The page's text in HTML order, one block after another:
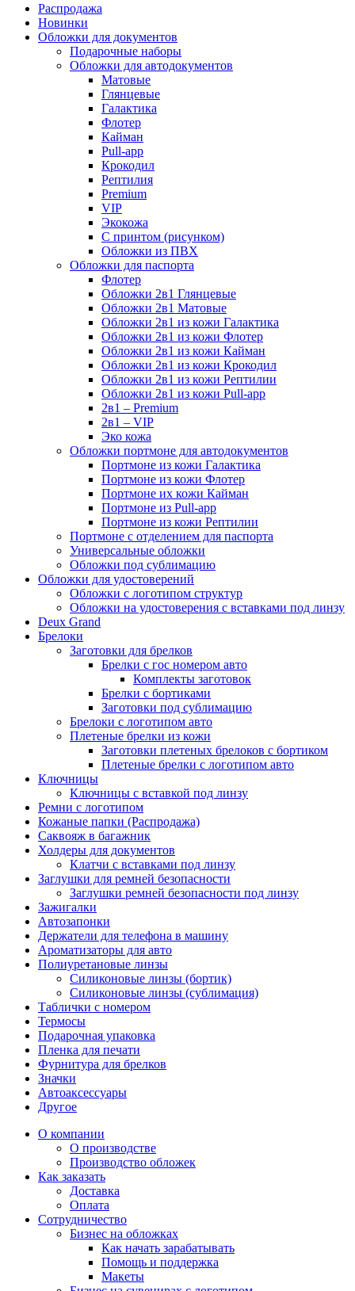
Распродажа
Новинки
Обложки для документов
Подарочные наборы
Обложки для автодокументов
Матовые
Глянцевые
Галактика
Флотер
Кайман
Pull-app
Крокодил
Рептилия
Premium
VIP
Экокожа
С принтом (рисунком)
Обложки из ПВХ
Обложки для паспорта
Флотер
Обложки 2в1 Глянцевые
Обложки 2в1 Матовые
Обложки 2в1 из кожи Галактика
Обложки 2в1 из кожи Флотер
Обложки 2в1 из кожи Кайман
Обложки 2в1 из кожи Крокодил
Обложки 2в1 из кожи Рептилии
Обложки 2в1 из кожи Pull-app
2в1 – Premium
2в1 – VIP
Эко кожа
Обложки портмоне для автодокументов
Портмоне из кожи Галактика
Портмоне из кожи Флотер
Портмоне их кожи Кайман
Портмоне из Pull-app
Портмоне из кожи Рептилии
Портмоне с отделением для паспорта
Универсальные обложки
Обложки под сублимацию
Обложки для удостоверений
Обложки с логотипом структур
Обложки на удостоверения с вставками под линзу
Deux Grand
Брелоки
Заготовки для брелков
Брелки с гос номером авто
Комплекты заготовок
Брелки с бортиками
Заготовки под сублимацию
Брелоки с логотипом авто
Плетеные брелки из кожи
Заготовки плетеных брелоков с бортиком
Плетеные брелки с логотипом авто
Ключницы
Ключницы с вставкой под линзу
Ремни с логотипом
Кожаные папки (Распродажа)
Саквояж в багажник
Холдеры для документов
Клатчи с вставками под линзу
Заглушки для ремней безопасности
Заглушки ремней безопасности под линзу
Зажигалки
Автозапонки
Держатели для телефона в машину
Ароматизаторы для авто
Полиуретановые линзы
Силиконовые линзы (бортик)
Силиконовые линзы (сублимация)
Таблички с номером
Термосы
Подарочная упаковка
Пленка для печати
Фурнитура для брелков
Значки
Автоаксессуары
Другое
О компании
О производстве
Производство обложек
Как заказать
Доставка
Оплата
Сотрудничество
Бизнес на обложках
Как начать зарабатывать
Помощь и поддержка
Макеты